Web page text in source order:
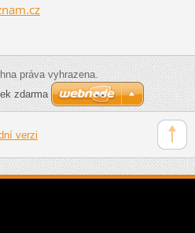
práva vyhrazena.
zdarma
verzi